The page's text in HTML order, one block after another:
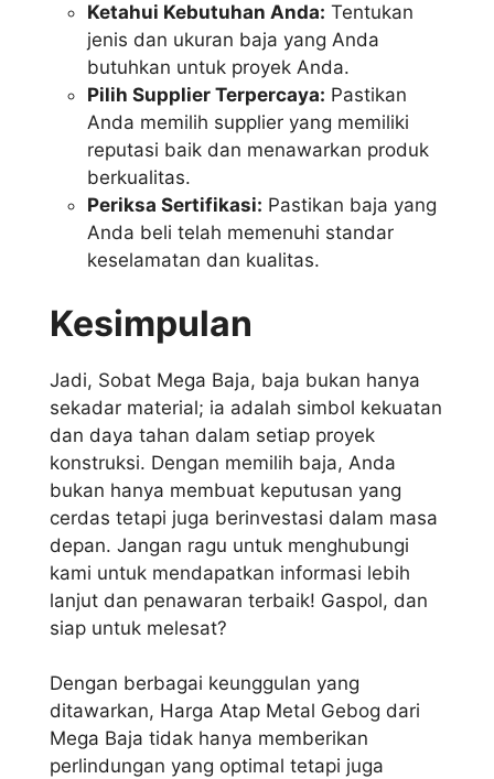
Ketahui Kebutuhan Anda: Tentukan
jenis dan ukuran baja yang Anda
butuhkan untuk proyek Anda.
Pilih Supplier Terpercaya: Pastikan
Anda memilih supplier yang memiliki
reputasi baik dan menawarkan produk
berkualitas.
Periksa Sertifikasi: Pastikan baja yang
Anda beli telah memenuhi standar
keselamatan dan kualitas.
Kesimpulan
Jadi, Sobat Mega Baja, baja bukan hanya
sekadar material; ia adalah simbol kekuatan
dan daya tahan dalam setiap proyek
konstruksi. Dengan memilih baja, Anda
bukan hanya membuat keputusan yang
cerdas tetapi juga berinvestasi dalam masa
depan. Jangan ragu untuk menghubungi
kami untuk mendapatkan informasi lebih
lanjut dan penawaran terbaik! Gaspol, dan
siap untuk melesat?
Dengan berbagai keunggulan yang
ditawarkan, Harga Atap Metal Gebog dari
Mega Baja tidak hanya memberikan
perlindungan yang optimal tetapi juga